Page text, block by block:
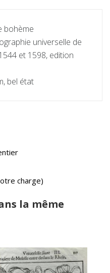
bohème
universelle de
et 1598, edition
bel état
charge)
la même